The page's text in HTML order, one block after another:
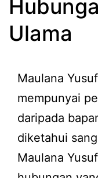
Ulama
Maulana
mempunyai
daripada
diketahui
Maulana